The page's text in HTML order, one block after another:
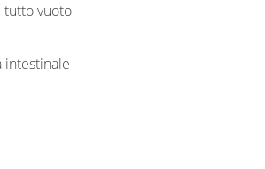
tutto vuoto
intestinale